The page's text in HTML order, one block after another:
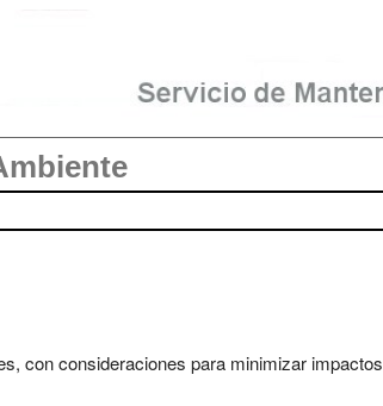
con consideraciones para minimizar impactos